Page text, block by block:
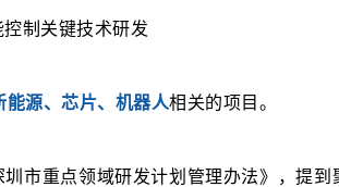
制关键技术研发
源、芯片、机器人相关的项目。
市重点领域研发计划管理办法》，提